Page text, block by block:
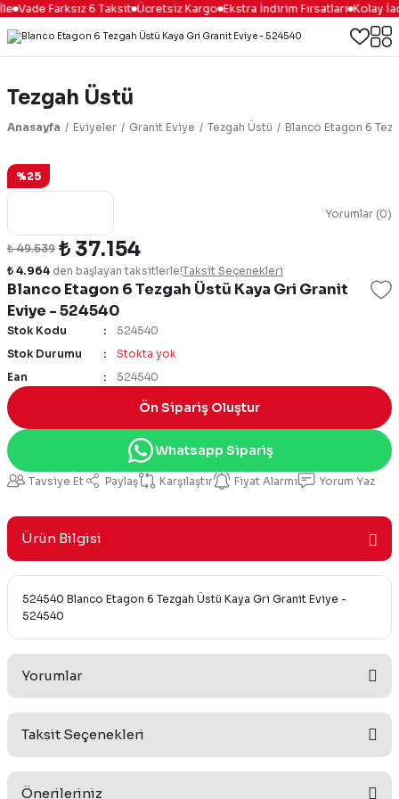
Vade Farksız 6 Taksit Ücretsiz Kargo Ekstra İndirim Fırsatları Kolay
Tezgah Üstü
Anasayfa Eviyeler Granit Eviye Tezgah Üstü Blanco Etagon 6
%25
Yorumlar (0)
Blanco Etagon 6 Tezgah Üstü Kaya Gri Granit
Eviye - 524540
₺ 49.539 ₺ 37.154
₺ 4.964 den başlayan taksitlerle!Taksit Seçenekleri
Stok Kodu
524540
Stok Durumu
Stokta yok
Ean
524540
Ön Sipariş Oluştur
Whatsapp Sipariş
Tavsiye Et Paylaş Karşılaştır Fiyat Alarmı Yorum Yaz
Ürün Bilgisi
524540 Blanco Etagon 6 Tezgah Üstü Kaya Gri Granit Eviye -
524540
Yorumlar
Taksit Seçenekleri
Önerileriniz